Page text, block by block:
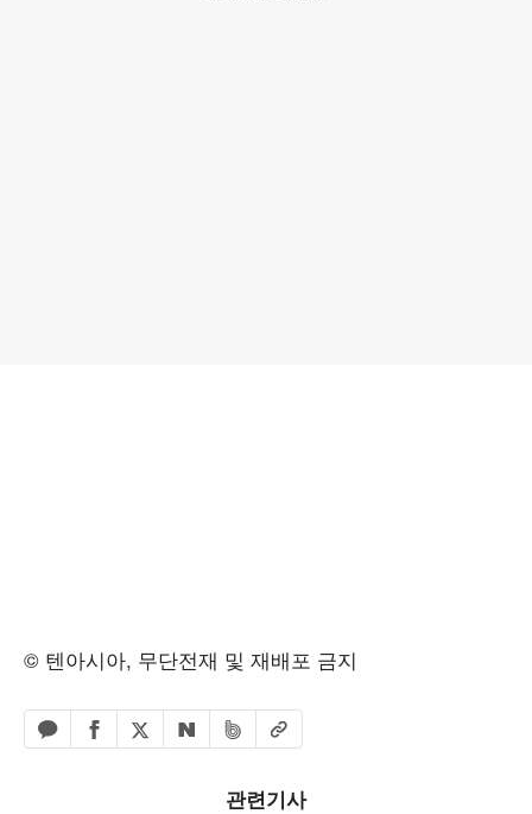
© 텐아시아, 무단전재 및 재배포 금지
카카오톡 공유하기
페이스북 공유하기
엑스 공유하기
네이버 공유하기
밴드 공유하기
URL복사
관련기사